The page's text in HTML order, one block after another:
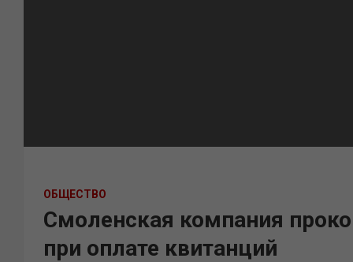
ОБЩЕСТВО
Смоленская компания
при оплате квитанций